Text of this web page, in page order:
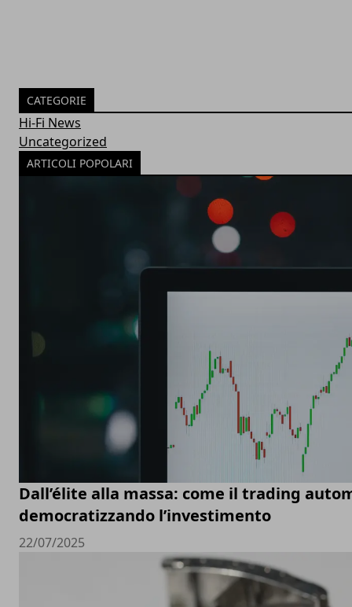
CATEGORIE
Hi-Fi News
Uncategorized
ARTICOLI POPOLARI
Dall’élite alla massa: come il trading
democratizzando l’investimento
22/07/2025